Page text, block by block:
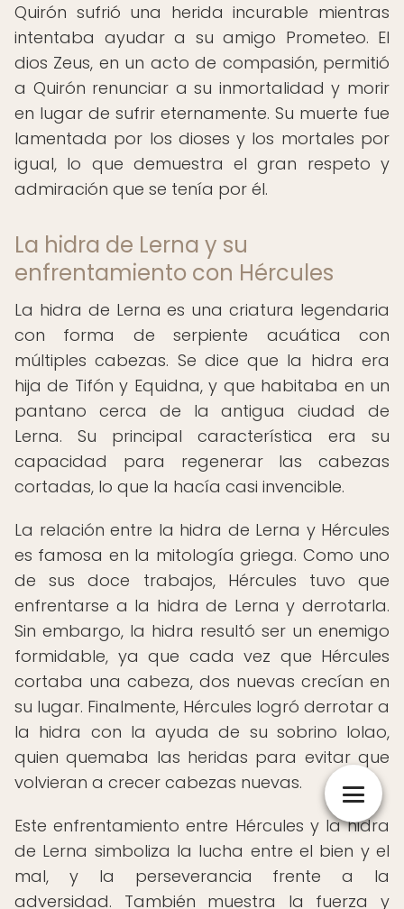
Quirón sufrió una herida incurable mientras
intentaba ayudar a su amigo Prometeo. El
dios Zeus, en un acto de compasión, permitió
a Quirón renunciar a su inmortalidad y morir
en lugar de sufrir eternamente. Su muerte fue
lamentada por los dioses y los mortales por
igual, lo que demuestra el gran respeto y
admiración que se tenía por él.
La hidra de Lerna y su
enfrentamiento con Hércules
La hidra de Lerna es una criatura legendaria
con forma de serpiente acuática con
múltiples cabezas. Se dice que la hidra era
hija de Tifón y Equidna, y que habitaba en un
pantano cerca de la antigua ciudad de
Lerna. Su principal característica era su
capacidad para regenerar las cabezas
cortadas, lo que la hacía casi invencible.
La relación entre la hidra de Lerna y Hércules
es famosa en la mitología griega. Como uno
de sus doce trabajos, Hércules tuvo que
enfrentarse a la hidra de Lerna y derrotarla.
Sin embargo, la hidra resultó ser un enemigo
formidable, ya que cada vez que Hércules
cortaba una cabeza, dos nuevas crecían en
su lugar. Finalmente, Hércules logró derrotar a
la hidra con la ayuda de su sobrino Iolao,
quien quemaba las heridas para evitar que
volvieran a crecer cabezas nuevas.
Este enfrentamiento entre Hércules y la hidra
de Lerna simboliza la lucha entre el bien y el
mal, y la perseverancia frente a la
adversidad. También muestra la fuerza y